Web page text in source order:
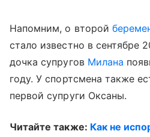
Напомним, о второй
стало известно в сентябре
дочка супругов Милана
году. У спортсмена также
первой супруги Оксаны.
Читайте также: Как не